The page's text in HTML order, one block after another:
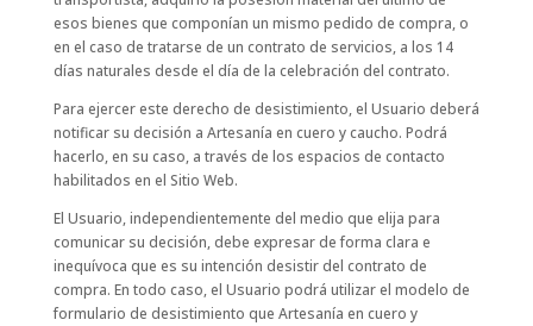
esos bienes que componían un mismo pedido de compra, o
en el caso de tratarse de un contrato de servicios, a los 14
días naturales desde el día de la celebración del contrato.
Para ejercer este derecho de desistimiento, el Usuario deberá
notificar su decisión a Artesanía en cuero y caucho. Podrá
hacerlo, en su caso, a través de los espacios de contacto
habilitados en el Sitio Web.
El Usuario, independientemente del medio que elija para
comunicar su decisión, debe expresar de forma clara e
inequívoca que es su intención desistir del contrato de
compra. En todo caso, el Usuario podrá utilizar el modelo de
formulario de desistimiento que Artesanía en cuero y